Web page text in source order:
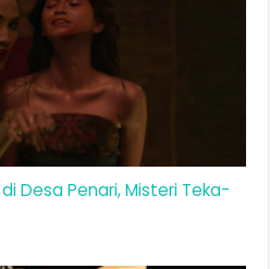
Desa Penari, Misteri Teka-